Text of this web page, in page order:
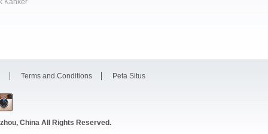
Kanker
Terms and Conditions Peta Situs
China All Rights Reserved.